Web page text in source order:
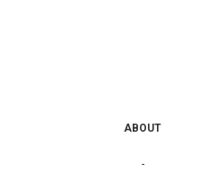
ABOUT
-